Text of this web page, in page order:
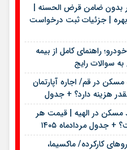
بدون ضامن قرض الحسنه |
| جزئیات ثبت درخواست
راهنمای کامل از بیمه
سوالات رایج
در قم/ اجاره آپارتمان
هزینه دارد؟ + جدول
در الهیه | قیمت هر
جدول مردادماه ۱۴۰۵
کارکرده/ ماکسیما،